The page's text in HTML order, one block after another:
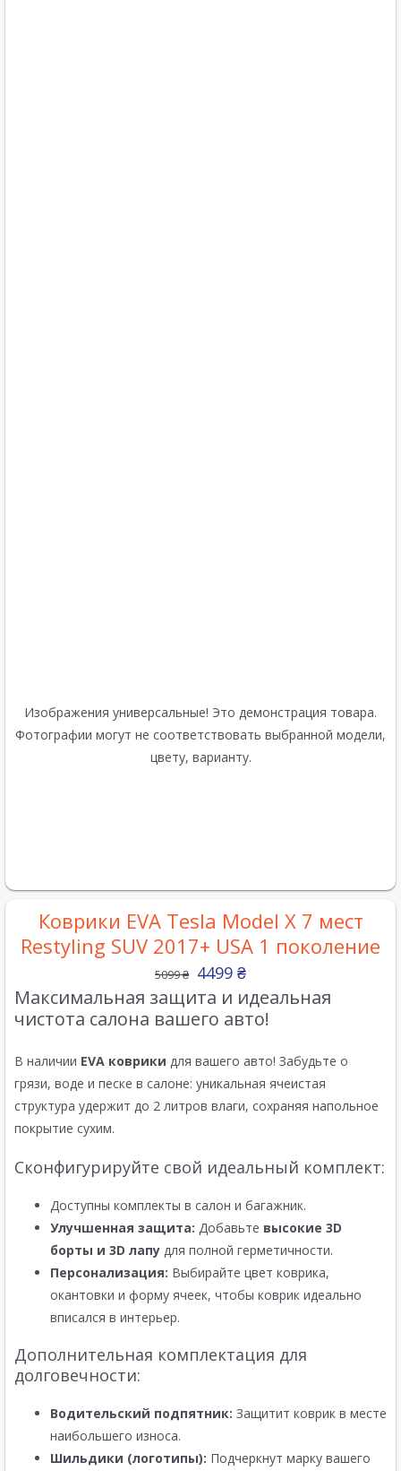
Изображения универсальные! Это демонстрация товара.
Фотографии могут не соответствовать выбранной модели,
цвету, варианту.
Коврики EVA Tesla Model X 7 мест
Restyling SUV 2017+ USA 1 поколение
5099₴ 4499 ₴
Максимальная защита и идеальная
чистота салона вашего авто!
В наличии EVA коврики для вашего авто! Забудьте о
грязи, воде и песке в салоне: уникальная ячеистая
структура удержит до 2 литров влаги, сохраняя напольное
покрытие сухим.
Сконфигурируйте свой идеальный комплект:
Доступны комплекты в салон и багажник.
Улучшенная защита: Добавьте высокие 3D
борты и 3D лапу для полной герметичности.
Персонализация: Выбирайте цвет коврика,
окантовки и форму ячеек, чтобы коврик идеально
вписался в интерьер.
Дополнительная комплектация для
долговечности:
Водительский подпятник: Защитит коврик в месте
наибольшего износа.
Шильдики (логотипы): Подчеркнут марку вашего